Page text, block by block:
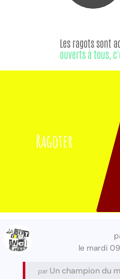
Ragoter
Les ragots sont
ouverts à tous,
le mardi
par Un champion du